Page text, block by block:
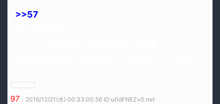
>>57
97 ：2016/12/21(水) 00:33:00.56 ID:u0dFNEZv0.net